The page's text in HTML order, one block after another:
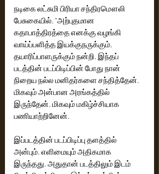
நடிகை லட்சுமி பிரியா சந்திரமௌலி
பேசுகையில், "அற்புதமான
கதாபாத்திரத்தை எனக்கு வழங்கி
வாய்ப்பளித்த இயக்குநருக்கும்,
தயாரிப்பாளருக்கும் நன்றி. இந்தப்
படத்தின் படப்பிடிப்பின் போது நான்
நிறைய நல்ல மனிதர்களை சந்தித்தேன்.
மிகவும் அன்பான அரங்கத்தில்
இருந்தேன். மிகவும் மகிழ்ச்சியாக
இப்படத்தின் படப்பிடிப்பு தளத்தில்
அன்பும், எளிமையும் அதிகமாக
இருந்தது. அதுதான் படத்திலும் இடம்